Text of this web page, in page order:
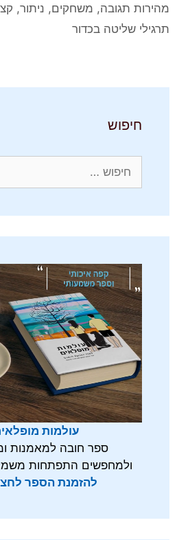
מהירות תגובה, משחקים, ניתור,
תרגילי שליטה בכדור
חיפוש
עולמות
ספר חובה למאמנות
ולמחפשים התפתחות
להזמנת הספר